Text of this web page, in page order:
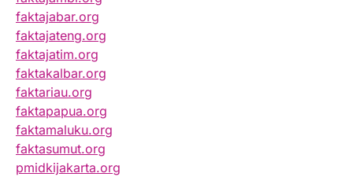
faktajabar.org
faktajateng.org
faktajatim.org
faktakalbar.org
faktariau.org
faktapapua.org
faktamaluku.org
faktasumut.org
pmidkijakarta.org